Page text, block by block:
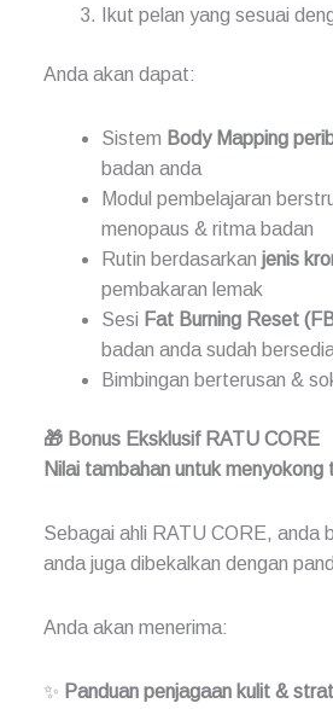
Ikut pelan yang sesuai
Anda akan dapat:
Sistem Body Mapping
badan anda
Modul pembelajaran
menopaus & ritma badan
Rutin berdasarkan jenis
pembakaran lemak
Sesi Fat Burning Reset
badan anda sudah
Bimbingan berterusan &
🎁 Bonus Eksklusif RATU CORE
Nilai tambahan untuk
Sebagai ahli RATU CORE,
anda juga dibekalkan dengan
Anda akan menerima:
✨ Panduan penjagaan kulit &